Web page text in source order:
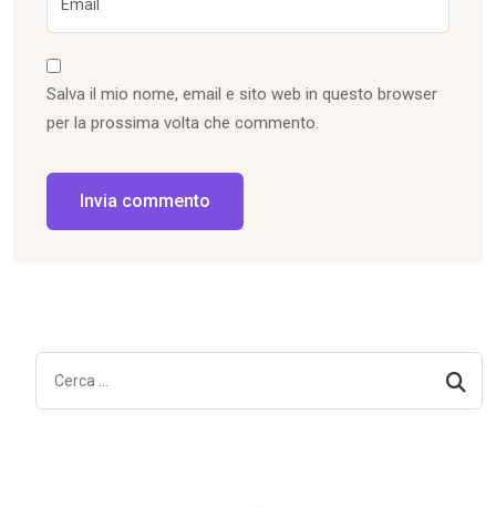
Salva il mio nome, email e sito web in questo browser
per la prossima volta che commento.
Invia commento